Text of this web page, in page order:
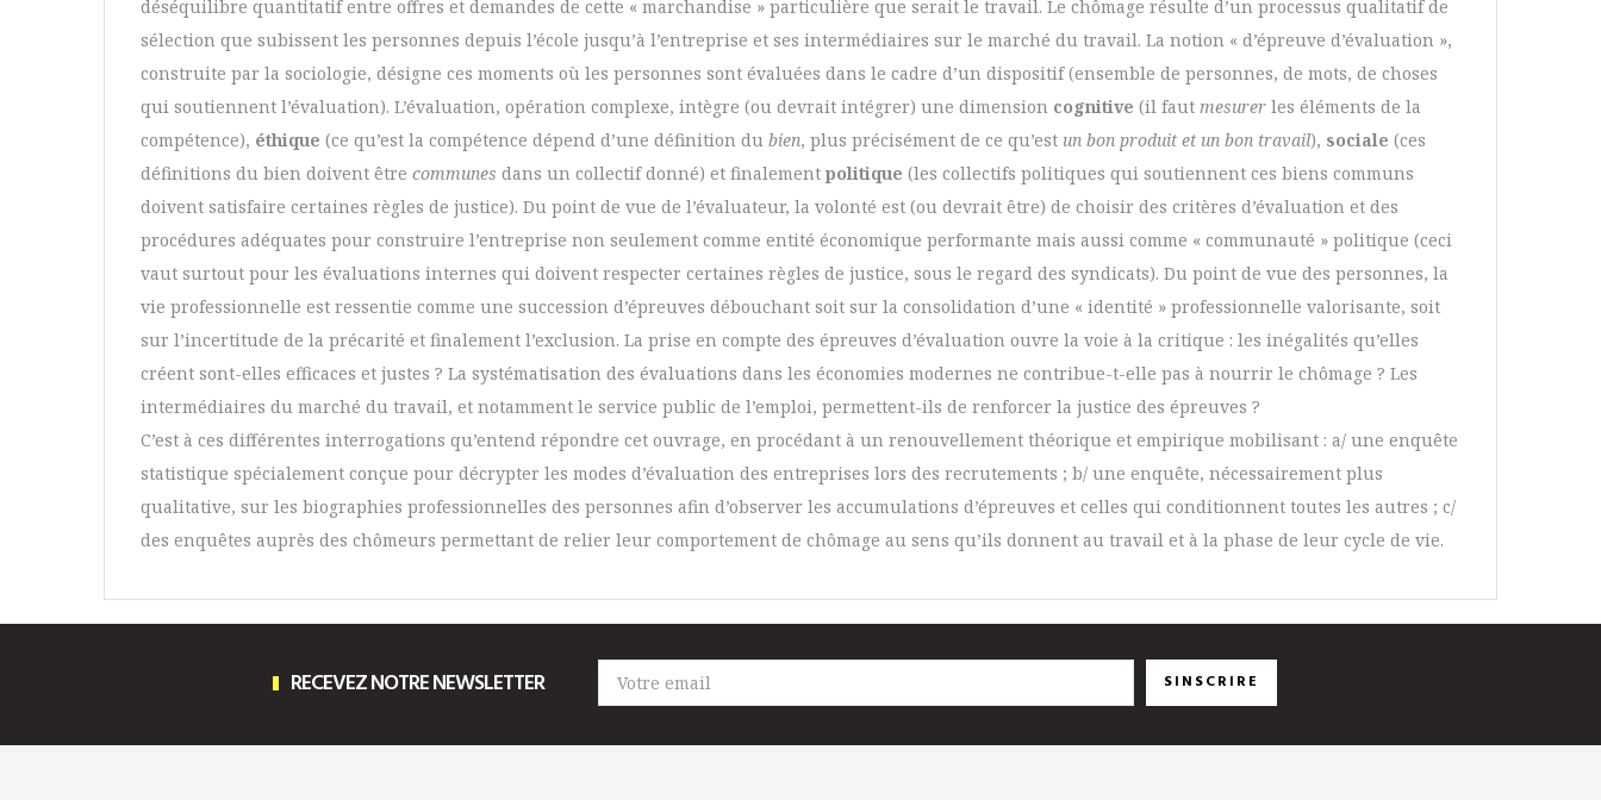
déséquilibre quantitatif entre offres et demandes de cette « marchandise » particulière que serait le travail. Le chômage résulte d’un processus qualitatif de
sélection que subissent les personnes depuis l’école jusqu’à l’entreprise et ses intermédiaires sur le marché du travail. La notion « d’épreuve d’évaluation »,
construite par la sociologie, désigne ces moments où les personnes sont évaluées dans le cadre d’un dispositif (ensemble de personnes, de mots, de choses
qui soutiennent l’évaluation). L’évaluation, opération complexe, intègre (ou devrait intégrer) une dimension cognitive (il faut mesurer les éléments de la
compétence), éthique (ce qu’est la compétence dépend d’une définition du bien, plus précisément de ce qu’est un bon produit et un bon travail), sociale (ces
définitions du bien doivent être communes dans un collectif donné) et finalement politique (les collectifs politiques qui soutiennent ces biens communs
doivent satisfaire certaines règles de justice). Du point de vue de l’évaluateur, la volonté est (ou devrait être) de choisir des critères d’évaluation et des
procédures adéquates pour construire l’entreprise non seulement comme entité économique performante mais aussi comme « communauté » politique (ceci
vaut surtout pour les évaluations internes qui doivent respecter certaines règles de justice, sous le regard des syndicats). Du point de vue des personnes, la
vie professionnelle est ressentie comme une succession d’épreuves débouchant soit sur la consolidation d’une « identité » professionnelle valorisante, soit
sur l’incertitude de la précarité et finalement l’exclusion. La prise en compte des épreuves d’évaluation ouvre la voie à la critique : les inégalités qu’elles
créent sont-elles efficaces et justes ? La systématisation des évaluations dans les économies modernes ne contribue-t-elle pas à nourrir le chômage ? Les
intermédiaires du marché du travail, et notamment le service public de l’emploi, permettent-ils de renforcer la justice des épreuves ?
C’est à ces différentes interrogations qu’entend répondre cet ouvrage, en procédant à un renouvellement théorique et empirique mobilisant : a/ une enquête
statistique spécialement conçue pour décrypter les modes d’évaluation des entreprises lors des recrutements ; b/ une enquête, nécessairement plus
qualitative, sur les biographies professionnelles des personnes afin d’observer les accumulations d’épreuves et celles qui conditionnent toutes les autres ; c/
des enquêtes auprès des chômeurs permettant de relier leur comportement de chômage au sens qu’ils donnent au travail et à la phase de leur cycle de vie.
RECEVEZ NOTRE NEWSLETTER SINSCRIRE